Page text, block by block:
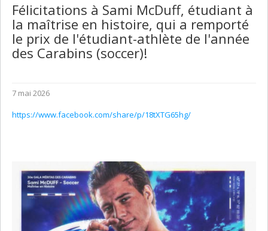
Félicitations à Sami McDuff, étudiant à
la maîtrise en histoire, qui a remporté
le prix de l'étudiant-athlète de l'année
des Carabins (soccer)!
7 mai 2026
https://www.facebook.com/share/p/18tXTG65hg/